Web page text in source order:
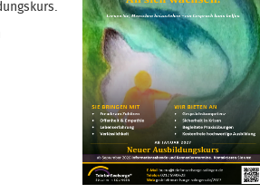
startet im Januar 2027